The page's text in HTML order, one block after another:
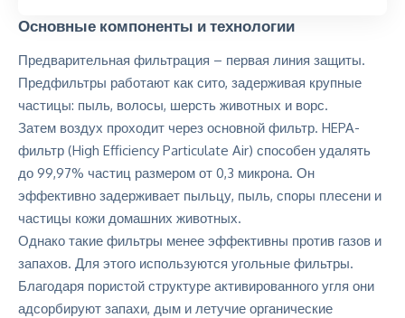
Основные компоненты и технологии
Предварительная фильтрация – первая линия защиты.
Предфильтры работают как сито, задерживая крупные
частицы: пыль, волосы, шерсть животных и ворс.
Затем воздух проходит через основной фильтр. HEPA-
фильтр (High Efficiency Particulate Air) способен удалять
до 99,97% частиц размером от 0,3 микрона. Он
эффективно задерживает пыльцу, пыль, споры плесени и
частицы кожи домашних животных.
Однако такие фильтры менее эффективны против газов и
запахов. Для этого используются угольные фильтры.
Благодаря пористой структуре активированного угля они
адсорбируют запахи, дым и летучие органические